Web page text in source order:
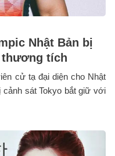
Nhật Bản bị
thương tích
cử tạ đại diện cho Nhật
cảnh sát Tokyo bắt giữ với